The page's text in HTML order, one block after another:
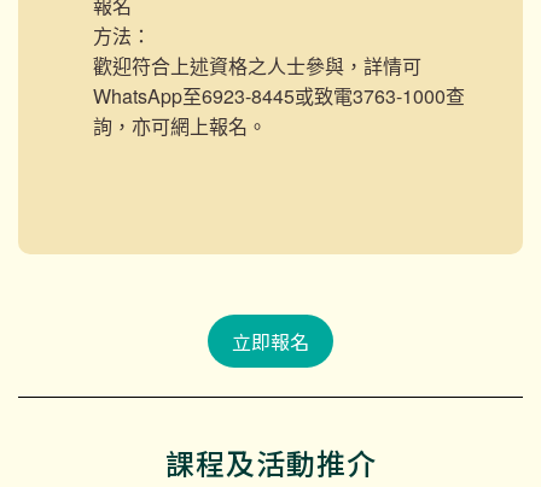
報名
方法：
歡迎符合上述資格之人士參與，詳情可
WhatsApp至6923-8445或致電3763-1000查
詢，亦可網上報名。
立即報名
課程及活動推介